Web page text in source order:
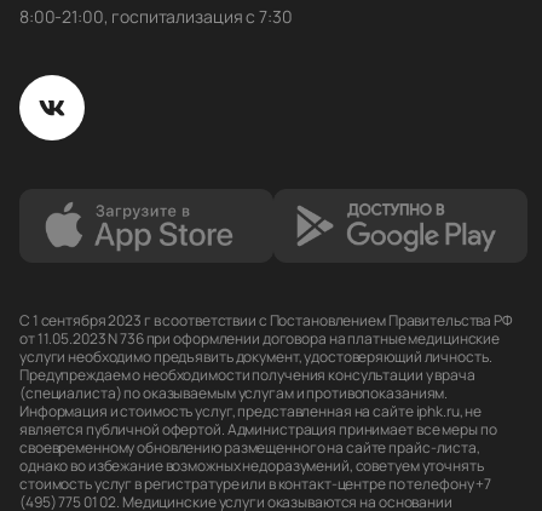
8:00-21:00, госпитализация с 7:30
С 1 сентября 2023 г в соответствии с Постановлением Правительства РФ
от 11.05.2023 N 736 при оформлении договора на платные медицинские
услуги необходимо предъявить документ, удостоверяющий личность.
Предупреждаем о необходимости получения консультации у врача
(специалиста) по оказываемым услугам и противопоказаниям.
Информация и стоимость услуг, представленная на сайте iphk.ru, не
является публичной офертой. Администрация принимает все меры по
своевременному обновлению размещенного на сайте прайс-листа,
однако во избежание возможных недоразумений, советуем уточнять
стоимость услуг в регистратуре или в контакт-центре по телефону +7
(495) 775 01 02. Медицинские услуги оказываются на основании